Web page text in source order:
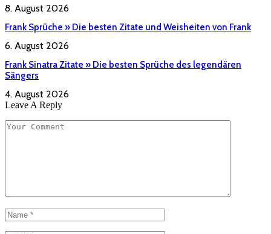
8. August 2026
Frank Sprüche » Die besten Zitate und Weisheiten von Frank
6. August 2026
Frank Sinatra Zitate » Die besten Sprüche des legendären
Sängers
4. August 2026
Leave A Reply